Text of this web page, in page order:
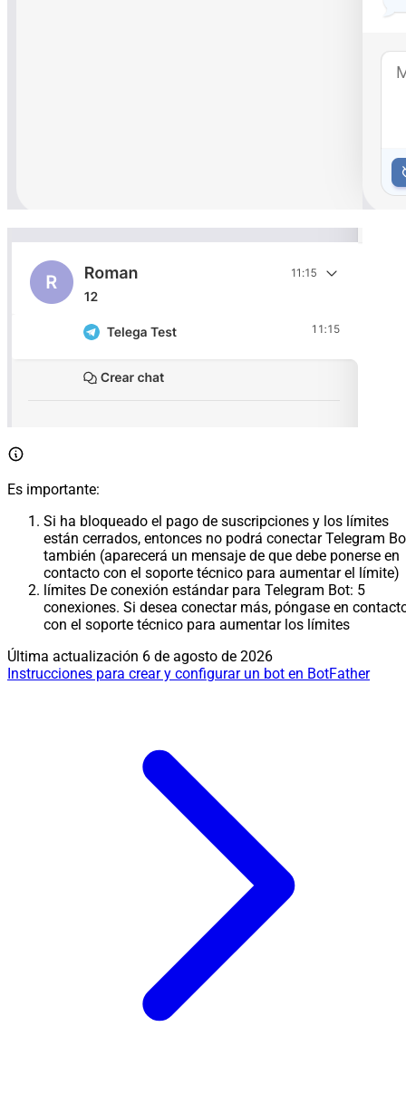
Es importante:
Si ha bloqueado el pago de suscripciones y los límites
están cerrados, entonces no podrá conectar Telegram
también (aparecerá un mensaje de que debe ponerse en
contacto con el soporte técnico para aumentar el límite)
límites De conexión estándar para Telegram Bot: 5
conexiones. Si desea conectar más, póngase en
con el soporte técnico para aumentar los límites
Última actualización 6 de agosto de 2026
Instrucciones para crear y configurar un bot en BotFather